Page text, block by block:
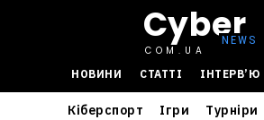
Cyber
COM.UA
НОВИНИ
СТАТТІ ІНТЕРВ’Ю
Кіберспорт Ігри Турніри